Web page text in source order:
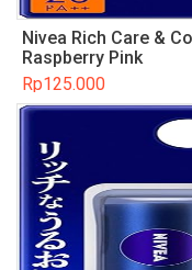
Nivea Rich Care &
Raspberry Pink
Rp125.000